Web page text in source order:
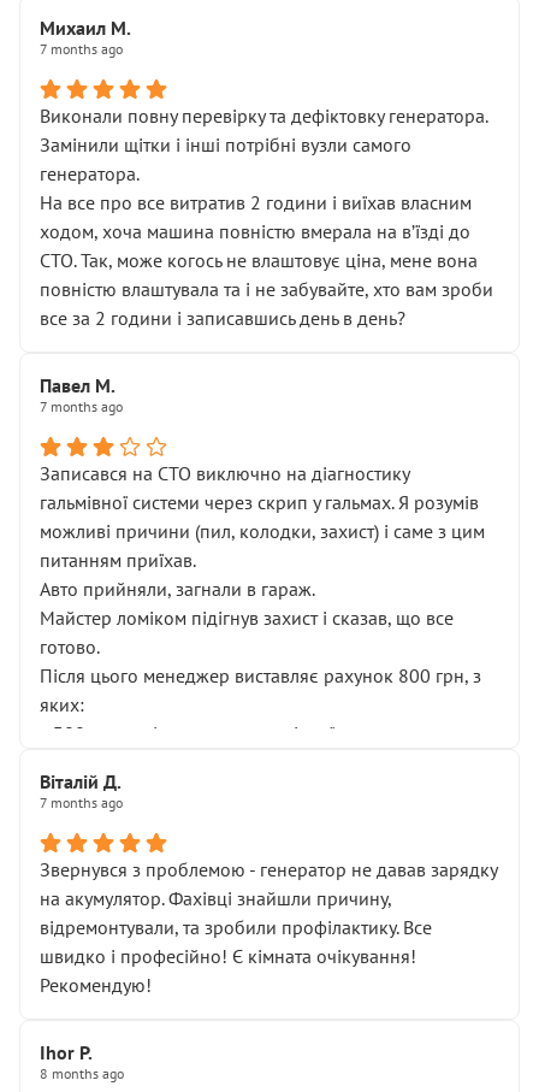
Михаил М.
7 months ago
Виконали повну перевірку та дефіктовку генератора.
Замінили щітки і інші потрібні вузли самого
генератора.
На все про все витратив 2 години і виїхав власним
ходом, хоча машина повністю вмерала на вʼїзді до
СТО. Так, може когось не влаштовує ціна, мене вона
повністю влаштувала та і не забувайте, хто вам зроби
все за 2 години і записавшись день в день?
Павел М.
7 months ago
Записався на СТО виключно на діагностику
гальмівної системи через скрип у гальмах. Я розумів
можливі причини (пил, колодки, захист) і саме з цим
питанням приїхав.
Авто прийняли, загнали в гараж.
Майстер ломіком підігнув захист і сказав, що все
готово.
Після цього менеджер виставляє рахунок 800 грн, з
яких:
• 300 грн — діагностика гальмівної системи
НЕ погоджував
послуга. Тим більше, я був поруч і жодної реальної
діагностики ходової не проводилось. Після
зауваження гроші за цю “послугу” повернули, що
лише підтвердило мою правоту.
Але головне — я виїжджаю з боксу, і скрип у гальмах
залишився таким самим, як і був. Тобто оплачена
Далі ситуація тільки погіршилась:
• сказали, що тепер “потрібно знімати колеса”
Віталій Д.
7 months ago
Звернувся з проблемою - генератор не давав зарядку
на акумулятор. Фахівці знайшли причину,
відремонтували, та зробили профілактику. Все
швидко і професійно! Є кімната очікування!
Рекомендую!
Ihor P.
8 months ago